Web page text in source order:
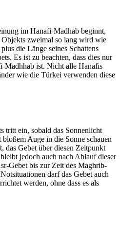
im Hanafi-Madhab beginnt,
Objekts zweimal so lang wird wie
die Länge seines Schattens
Es ist zu beachten, dass dies nur
Madhhab ist. Nicht alle Hanafis
wie die Türkei verwenden diese
tritt ein, sobald das Sonnenlicht
Auge in die Sonne schauen
das Gebet über diesen Zeitpunkt
jedoch auch nach Ablauf dieser
Gebet bis zur Zeit des Maghrib-
darf das Gebet auch
werden, ohne dass es als